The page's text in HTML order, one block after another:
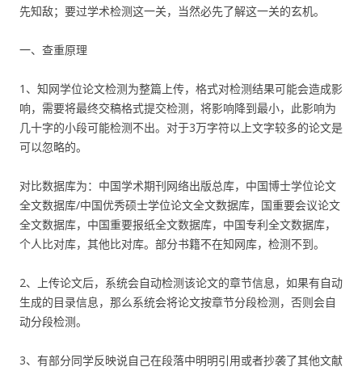
先知敌；要过学术检测这一关，当然必先了解这一关的玄机。
一、查重原理
1、知网学位论文检测为整篇上传，格式对检测结果可能会造成影
响，需要将最终交稿格式提交检测，将影响降到最小，此影响为
几十字的小段可能检测不出。对于3万字符以上文字较多的论文是
可以忽略的。
对比数据库为：中国学术期刊网络出版总库，中国博士学位论文
全文数据库/中国优秀硕士学位论文全文数据库，国重要会议论文
全文数据库，中国重要报纸全文数据库，中国专利全文数据库，
个人比对库，其他比对库。部分书籍不在知网库，检测不到。
2、上传论文后，系统会自动检测该论文的章节信息，如果有自动
生成的目录信息，那么系统会将论文按章节分段检测，否则会自
动分段检测。
3、有部分同学反映说自己在段落中明明引用或者抄袭了其他文献